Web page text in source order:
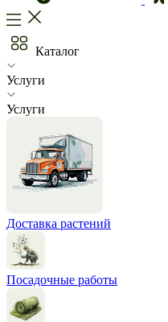
Каталог
Услуги
Услуги
Доставка растений
Посадочные работы